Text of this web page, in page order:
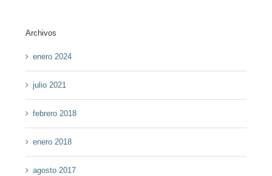
Archivos
enero 2024
julio 2021
febrero 2018
enero 2018
agosto 2017